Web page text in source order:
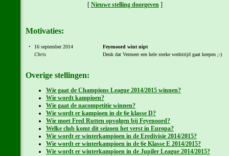
[ Nieuwe stelling doorgeven]
Motivaties:
• 16 september 2014
Feyenoord wint nipt
Chris
Denk dat Vermeer een hele sterke wedstrijd gaat keepen ;-)
Overige stellingen:
Wie gaat de Champions League 2014/2015 winnen?
Wie wordt kampioen?
Wie gaat de nacompetitie winnen?
Wie wordt er kampioen in de 6e klasse D?
Wie moet Fred Rutten opvolgen bij Feyenoord?
Welke club komt dit seizoen het verst in Europa?
Wie wordt er winterkampioen in de Eredivisie 2014/2015?
Wie wordt er winterkampioen in de 6e Klasse E 2014/2015?
Wie wordt er winterkampioen in de Jupiler League 2014/2015?